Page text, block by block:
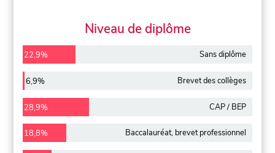
Niveau de diplôme
22,9% Sans diplôme
6,9% Brevet des collèges
28,9% CAP / BEP
18,8% Baccalauréat, brevet professionnel